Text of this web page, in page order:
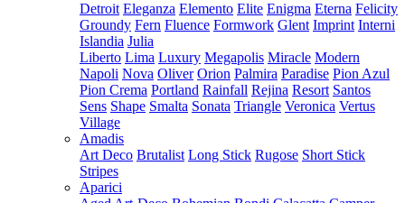
Detroit Eleganza Elemento Elite Enigma Eterna Felicity
Groundy Fern Fluence Formwork Glent Imprint Interni
Islandia Julia
Liberto Lima Luxury Megapolis Miracle Modern
Napoli Nova Oliver Orion Palmira Paradise Pion Azul
Pion Crema Portland Rainfall Rejina Resort Santos
Sens Shape Smalta Sonata Triangle Veronica Vertus
Village
Amadis
Art Deco Brutalist Long Stick Rugose Short Stick
Stripes
Aparici